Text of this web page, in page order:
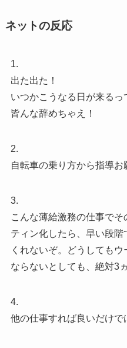
ネットの反応
1.
出た出た！
いつかこうなる日が来るっ
皆んな辞めちゃえ！
2.
自転車の乗り方から指導お
3.
こんな薄給激務の仕事で
ティン化したら、早い段
くれないぞ。どうしても
ならないとしても、絶対3
4.
他の仕事すれば良いだけで